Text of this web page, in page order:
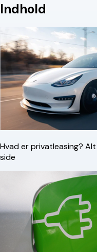
Indhold
Hvad er privatleasing?
side